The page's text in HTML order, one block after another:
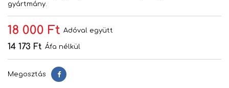
gyártmány.
18 000 Ft Adóval együtt
14 173 Ft Áfa nélkül
Megosztás Megosztás